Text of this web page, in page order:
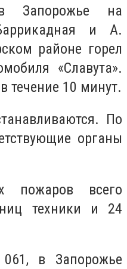
Запорожье на
и А.
районе горел
«Славута».
течение 10 минут.
По
органы
пожаров всего
техники и 24
в Запорожье